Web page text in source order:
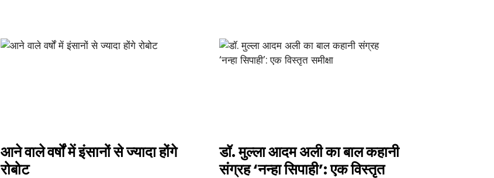
आने वाले वर्षों में इंसानों से ज्यादा होंगे
रोबोट
डॉ. मुल्ला आदम अली का बाल कहानी
संग्रह ‘नन्हा सिपाही’: एक विस्तृत